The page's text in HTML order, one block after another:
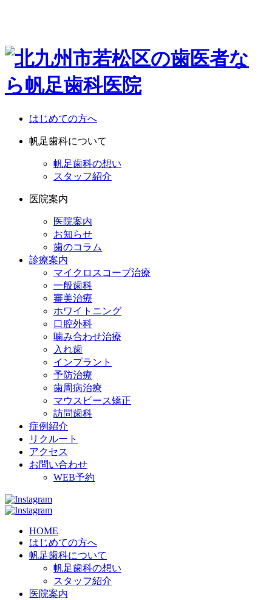
はじめての方へ
帆足歯科について
帆足歯科の想い
スタッフ紹介
医院案内
医院案内
お知らせ
歯のコラム
診療案内
マイクロスコープ治療
一般歯科
審美治療
ホワイトニング
口腔外科
噛み合わせ治療
入れ歯
インプラント
予防治療
歯周病治療
マウスピース矯正
訪問歯科
症例紹介
リクルート
アクセス
お問い合わせ
WEB予約
HOME
はじめての方へ
帆足歯科について
帆足歯科の想い
スタッフ紹介
医院案内